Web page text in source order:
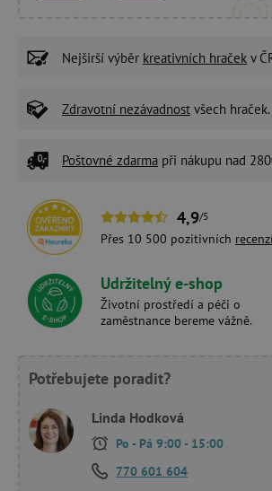
Nejširší výběr kreativních hraček v
Zdravotní nezávadnost všech hraček.
Poštovné zdarma při nákupu nad
4,9/5
Přes 10 500 pozitivních
Udržitelný e-shop
Životní prostředí a péči o
zaměstnance bereme vážně.
Potřebujete poradit?
Linda Hodková
Po - Pá 9:00 - 15:00
770 601 604